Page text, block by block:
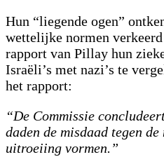
Hun “liegende ogen”
wettelijke normen
rapport van Pillay hun
Israëli’s met nazi’s te
het rapport:
“De Commissie
daden de misdaad tegen
uitroeiing vormen.”